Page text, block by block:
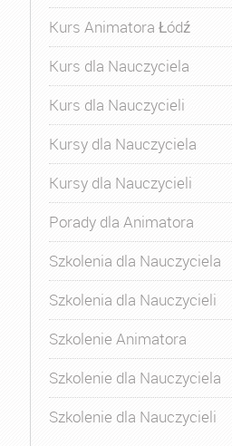
Kurs Animatora Łódź
Kurs dla Nauczyciela
Kurs dla Nauczycieli
Kursy dla Nauczyciela
Kursy dla Nauczycieli
Porady dla Animatora
Szkolenia dla Nauczyciela
Szkolenia dla Nauczycieli
Szkolenie Animatora
Szkolenie dla Nauczyciela
Szkolenie dla Nauczycieli